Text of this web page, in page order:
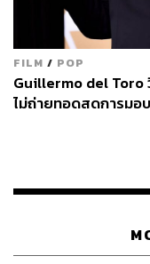
FILM / POP
Guillermo del Toro
ไม่ถ่ายทอดสดการมอ